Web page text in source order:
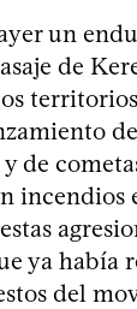
un
de
y de
ya había
del